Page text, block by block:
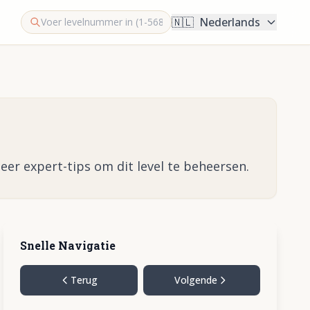
🇳🇱 Nederlands
expert-tips om dit level te beheersen.
Snelle Navigatie
Terug Volgende